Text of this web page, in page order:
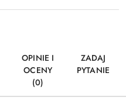
OPINIE I
OCENY
(0)
ZADAJ
PYTANIE